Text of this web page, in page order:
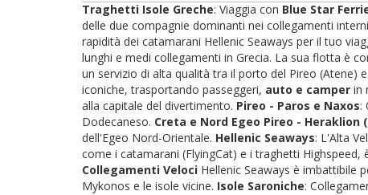
Traghetti Isole Greche: Viaggia con Blue Star
delle due compagnie dominanti nei collegamenti
rapidità dei catamarani Hellenic Seaways per il tuo
lunghi e medi collegamenti in Grecia. La sua flotta è
un servizio di alta qualità tra il porto del Pireo (Atene)
iconiche, trasportando passeggeri, auto e camper in
alla capitale del divertimento. Pireo - Paros e Naxos:
Dodecaneso. Creta e Nord Egeo Pireo - Heraklion
dell'Egeo Nord-Orientale. Hellenic Seaways: L'Alta
come i catamarani (FlyingCat) e i traghetti
Collegamenti Veloci Hellenic Seaways è imbattibile
Mykonos e le isole vicine. Isole Saroniche: